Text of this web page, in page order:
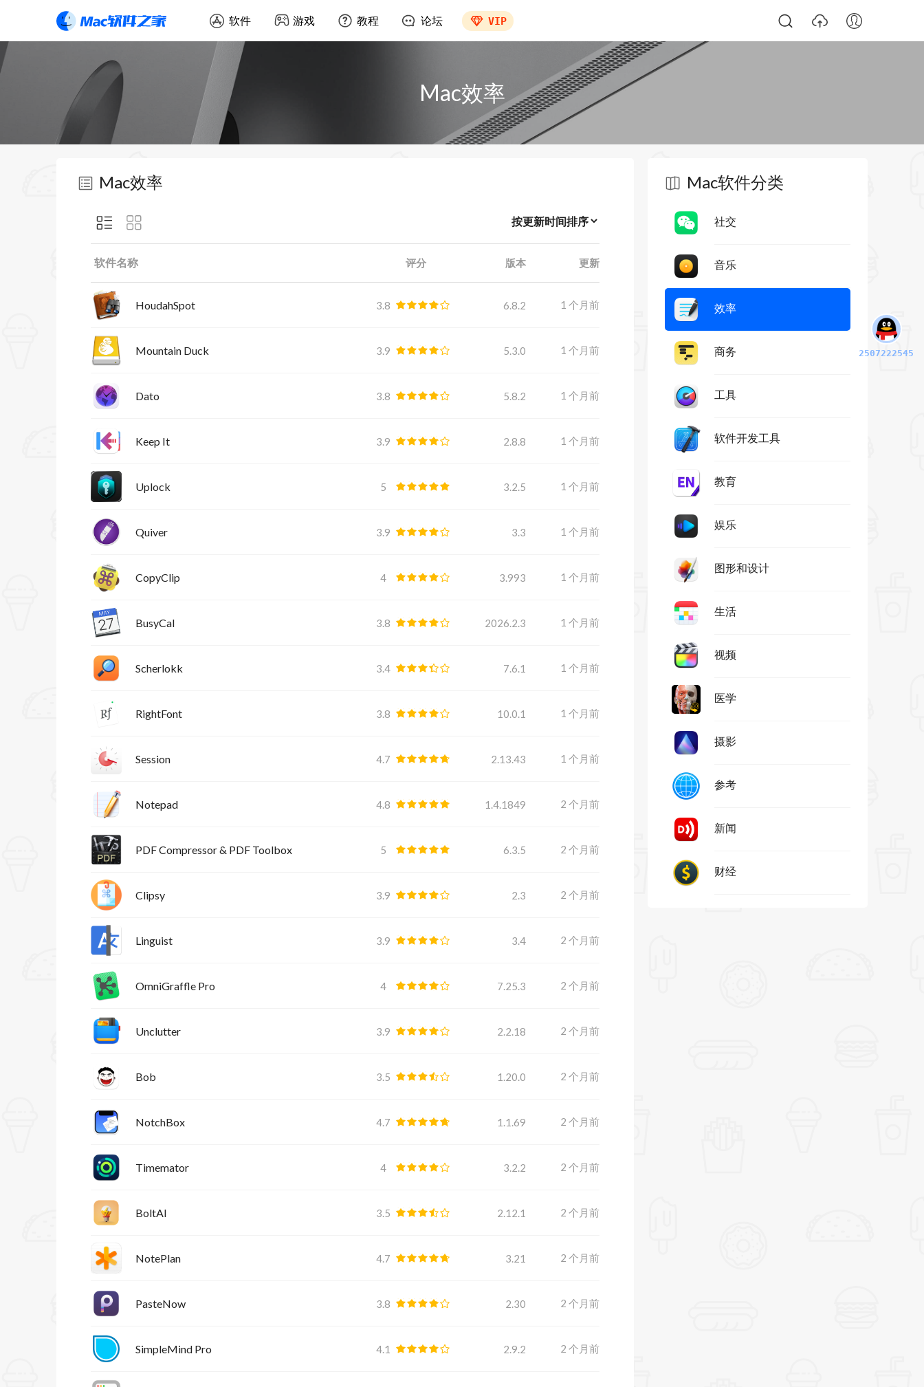
软件 游戏 教程 论坛 VIP
Mac效率
Mac效率
软件名称 评分 版本 更新
HoudahSpot 3.8 6.8.2 1 个月前
Mountain Duck 3.9 5.3.0 1 个月前
Dato 3.8 5.8.2 1 个月前
Keep It 3.9 2.8.8 1 个月前
Uplock 5 3.2.5 1 个月前
Quiver 3.9 3.3 1 个月前
CopyClip 4 3.993 1 个月前
BusyCal 3.8 2026.2.3 1 个月前
Scherlokk 3.4 7.6.1 1 个月前
RightFont 3.8 10.0.1 1 个月前
Session 4.7 2.13.43 1 个月前
Notepad 4.8 1.4.1849 2 个月前
PDF Compressor & PDF Toolbox 5 6.3.5 2 个月前
Clipsy 3.9 2.3 2 个月前
Linguist 3.9 3.4 2 个月前
OmniGraffle Pro 4 7.25.3 2 个月前
Unclutter 3.9 2.2.18 2 个月前
Bob 3.5 1.20.0 2 个月前
NotchBox 4.7 1.1.69 2 个月前
Timemator 4 3.2.2 2 个月前
BoltAI 3.5 2.12.1 2 个月前
NotePlan 4.7 3.21 2 个月前
PasteNow 3.8 2.30 2 个月前
SimpleMind Pro 4.1 2.9.2 2 个月前
Mac软件分类
社交
音乐
效率
商务
工具
软件开发工具
教育
娱乐
图形和设计
生活
视频
医学
摄影
参考
新闻
财经
2507222545